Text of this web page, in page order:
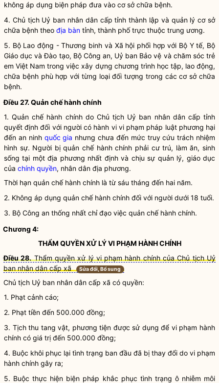
không áp dụng biện pháp đưa vào cơ sở chữa bệnh.
4. Chủ tịch Uỷ ban nhân dâncấp tỉnh thành lập và quản lý cơ sở
chữa bệnh theo địa bàn tỉnh, thành phố trực thuộc trung ương.
5. Bộ Lao động - Thương binh và Xã hội phối hợp với Bộ Y tế, Bộ
Giáo dục và Đào tạo, Bộ Công an, Uỷ ban Bảo vệ và chăm sóc trẻ
em Việt Nam trong việc xây dựng chương trình học tập, lao động,
chữa bệnh phù hợp với từng loại đối tượng trong các cơ sở chữa
bệnh.
Điều 27. Quản chế hành chính
1. Quản chế hành chính do Chủ tịch Uỷ ban nhân dâncấp tỉnh
quyết định đối với người có hành vi vi phạm pháp luậtphương hại
đến an ninh quốc gia nhưng chưa đến mức truy cứu trách nhiệm
hình sự. Người bị quản chế hành chính phải cư trú, làm ăn, sinh
sống tại một địa phương nhất định và chịu sự quản lý, giáo dục
của chính quyền, nhân dân địa phương.
Thời hạn quản chế hành chính là từ sáu tháng đến hai năm.
2. Không áp dụng quản chế hành chính đối với người dưới 18 tuổi.
3. Bộ Công an thống nhất chỉ đạo việc quản chế hành chính.
Chương 4:
THẨM QUYỀN XỬ LÝ VI PHẠM HÀNH CHÍNH
Điều 28.Thẩm quyền xử lý vi phạm hành chính của Chủ tịch Uỷ
ban nhân dân cấp xã
Sửa đổi, Bổ sung
Chủ tịch Uỷ ban nhân dân cấp xã có quyền:
1. Phạt cảnh cáo;
2. Phạt tiền đến 500.000 đồng;
3. Tịch thu tang vật, phương tiện được sử dụng để vi phạm hành
chính có giá trị đến 500.000 đồng;
4. Buộc khôi phục lại tình trạng ban đầu đã bị thay đổi do vi phạm
hành chính gây ra;
5. Buộc thực hiện biện pháp khắc phục tình trạng ô nhiễm môi